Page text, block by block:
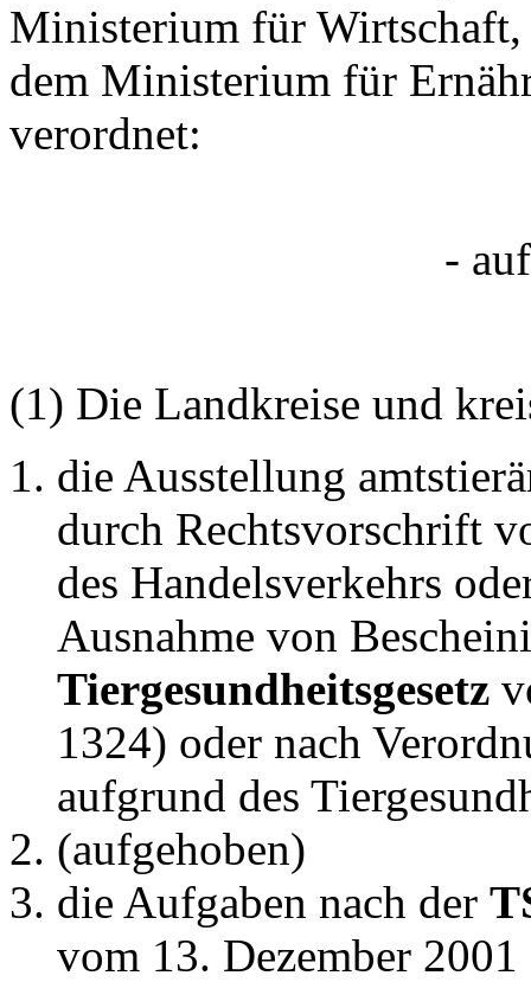
Ministerium für Wirtschaft,
dem Ministerium für
verordnet:
-
(1) Die Landkreise und
die Ausstellung
durch Rechtsvorschrift
des Handelsverkehrs
Ausnahme von
Tiergesundheitsgesetz
1324) oder nach
aufgrund des
(aufgehoben)
die Aufgaben nach der
vom 13. Dezember